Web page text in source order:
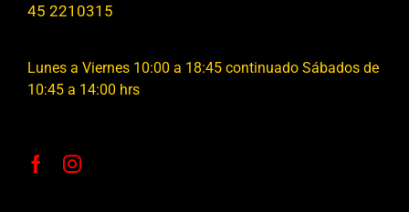
45 2210315
Lunes a Viernes 10:00 a 18:45 continuado Sábados de
10:45 a 14:00 hrs